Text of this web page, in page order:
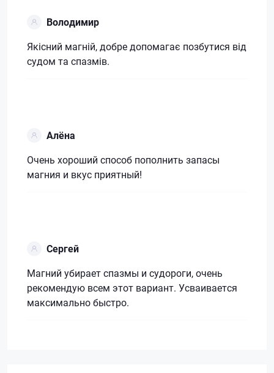
Володимир
Якісний магній, добре допомагає позбутися від
судом та спазмів.
Алёна
Очень хороший способ пополнить запасы
магния и вкус приятный!
Сергей
Магний убирает спазмы и судороги, очень
рекомендую всем этот вариант. Усваивается
максимально быстро.